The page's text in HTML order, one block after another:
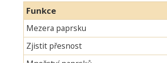
Funkce
Mezera paprsku
Zjistit přesnost